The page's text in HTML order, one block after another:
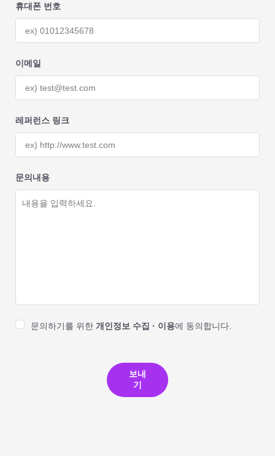
휴대폰 번호
이메일
레퍼런스 링크
문의내용
문의하기를 위한 개인정보 수집 · 이용에 동의합니다.
보내
기